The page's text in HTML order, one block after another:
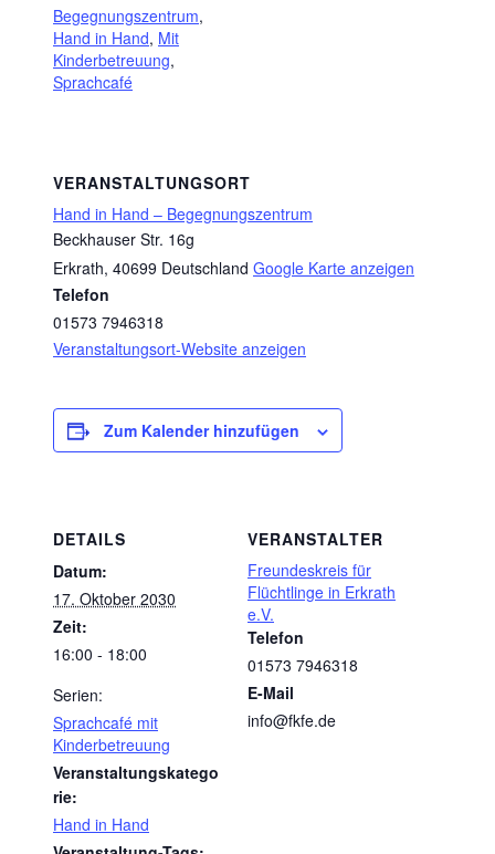
Begegnungszentrum,
Hand in Hand, Mit
Kinderbetreuung,
Sprachcafé
VERANSTALTUNGSORT
Hand in Hand – Begegnungszentrum
Beckhauser Str. 16g
Erkrath, 40699 Deutschland Google Karte anzeigen
Telefon
01573 7946318
Veranstaltungsort-Website anzeigen
Zum Kalender hinzufügen
DETAILS
Datum:
17. Oktober 2030
Zeit:
16:00 - 18:00
Serien:
Sprachcafé mit
Kinderbetreuung
Veranstaltungskatego
rie:
Hand in Hand
VERANSTALTER
Freundeskreis für
Flüchtlinge in Erkrath
e.V.
Telefon
01573 7946318
E-Mail
info@fkfe.de